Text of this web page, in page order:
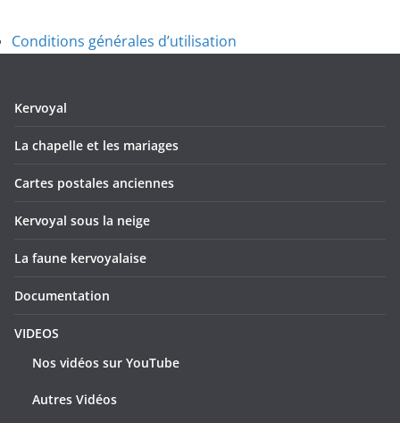
Conditions générales d’utilisation
Kervoyal
La chapelle et les mariages
Cartes postales anciennes
Kervoyal sous la neige
La faune kervoyalaise
Documentation
VIDEOS
Nos vidéos sur YouTube
Autres Vidéos